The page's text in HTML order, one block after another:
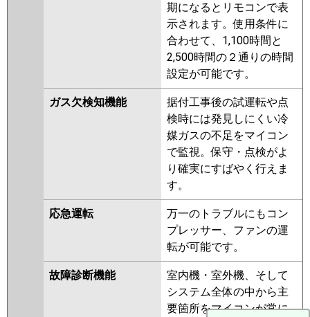
期になるとリモコンで表
示されます。使用条件に
合わせて、1,100時間と
2,500時間の２通りの時間
設定が可能です。
ガス欠検知機能
据付工事後の試運転や点
検時には発見しにくい冷
媒ガスの不足をマイコン
で監視。保守・点検がよ
り確実にすばやく行えま
す。
応急運転
万一のトラブルにもコン
プレッサー、ファンの運
転が可能です。
故障診断機能
室内機・室外機、そして
システム全体の中から主
要箇所をマイコンが常に